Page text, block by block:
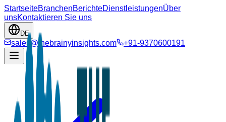
StartseiteBranchenBerichteDienstleistungenÜber
unsKontaktieren Sie uns
DE
sales@thebrainyinsights.com +91-9370600191